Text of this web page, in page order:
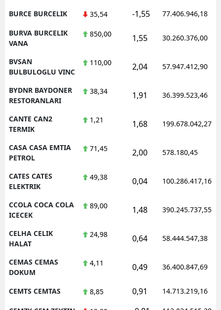
BURCE BURCELIK 35,54 -1,55 77.406.946,18
BURVA BURCELIK
VANA
850,00 1,55 30.260.376,00
BVSAN
BULBULOGLU VINC
110,00 2,04 57.947.412,90
BYDNR BAYDONER
RESTORANLARI
38,34 1,91 36.399.523,46
CANTE CAN2
TERMIK
1,21 1,68 199.678.042,27
CASA CASA EMTIA
PETROL
71,45 2,00 578.180,45
CATES CATES
ELEKTRIK
49,38 0,04 100.286.417,16
CCOLA COCA COLA
ICECEK
89,00 1,48 390.245.737,55
CELHA CELIK
HALAT
24,98 0,64 58.444.547,38
CEMAS CEMAS
DOKUM
4,11 0,49 36.400.847,69
CEMTS CEMTAS 8,85 0,91 14.713.219,16